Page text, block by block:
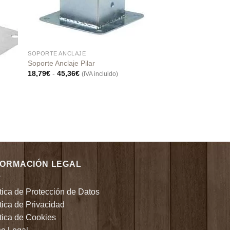
SOPORTE ANCLAJE
Soporte Anclaje Pilar
18,79€ - 45,36€Rango
(IVA incluido)
LEGAL
de Protección de Datos
de Privacidad
de Cookies